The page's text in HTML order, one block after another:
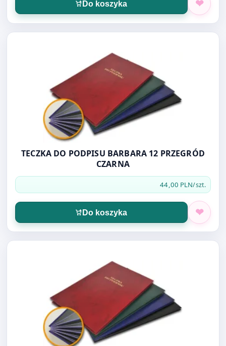
Do koszyka
Otwórz produkt: TECZKA DO PODPISU BARBARA 12
TECZKA DO PODPISU BARBARA 12 PRZEGRÓD
CZARNA
44,00 PLN/szt.
Do koszyka
Otwórz produkt: TECZKA DO PODPISU BARBARA 8